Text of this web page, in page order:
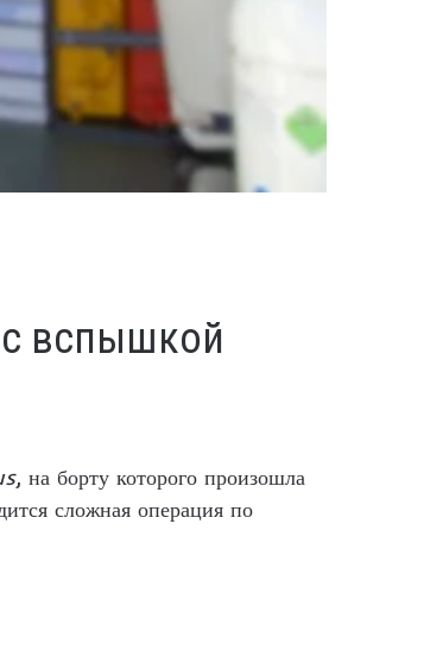
с вспышкой
, на борту которого произошла
сложная операция по